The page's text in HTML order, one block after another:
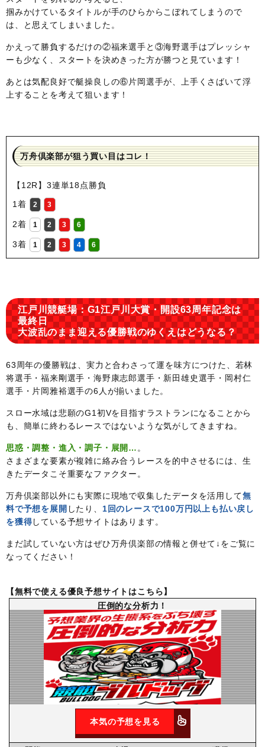
掴みかけているタイトルが手のひらからこぼれてしまうので
は、と思えてしまいました。
かえって勝負するだけの②福来選手と③海野選手はプレッシャ
ーも少なく、スタートを決めきった方が勝つと見ています！
あとは気配良好で艇操良しの⑥片岡選手が、上手くさばいて浮
上することを考えて狙います！
万舟倶楽部が狙う買い目はコレ！
【12R】3連単18点勝負
1着
2 3
2着 1 2 3 6
3着 1 2 3 4 6
江戸川競艇場：G1江戸川大賞・開設63周年記念は
最終日
大波乱のまま迎える優勝戦のゆくえはどうなる？
63周年の優勝戦は、実力と合わさって運を味方につけた、若林
将選手・福来剛選手・海野康志郎選手・新田雄史選手・岡村仁
選手・片岡雅裕選手の6人が揃いました。
スロー水域は悲願のG1初Vを目指すラストランになることから
も、簡単に終わるレースではないような気がしてきますね。
思惑・調整・進入・調子・展開…。
さまざまな要素が複雑に絡み合うレースを的中させるには、生
きたデータこそ重要なファクター。
万舟倶楽部以外にも実際に現地で収集したデータを活用して無
料で予想を展開 したり、 1回のレースで100万円以上も払い戻し
を獲得している予想サイトはあります。
まだ試していない方はぜひ万舟倶楽部の情報と併せて↓をご覧に
なってください！
【無料で使える優良予想サイトはこちら】
圧倒的な分析力！
本気の予想を見る